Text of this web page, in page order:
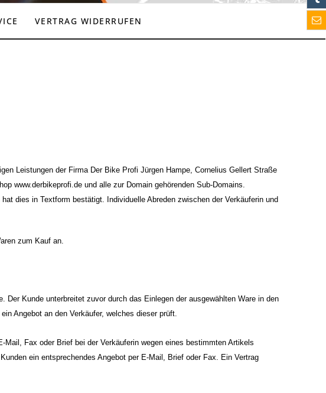
VERTRAG WIDERRUFEN
Leistungen der Firma Der Bike Profi Jürgen Hampe, Cornelius Gellert Straße
www.derbikeprofi.de und alle zur Domain gehörenden Sub-Domains.
dies in Textform bestätigt. Individuelle Abreden zwischen der Verkäuferin und
zum Kauf an.
Kunde unterbreitet zuvor durch das Einlegen der ausgewählten Ware in den
Angebot an den Verkäufer, welches dieser prüft.
Fax oder Brief bei der Verkäuferin wegen eines bestimmten Artikels
ein entsprechendes Angebot per E-Mail, Brief oder Fax. Ein Vertrag